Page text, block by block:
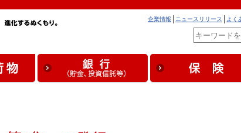
よく
ニュースリリース
企業情報